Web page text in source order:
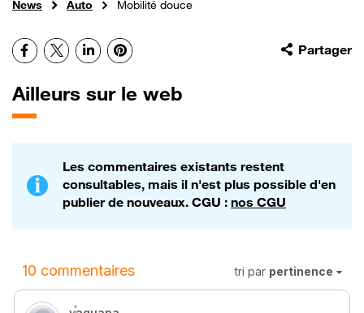
News Auto Mobilité douce
Partager
Facebook
X LinkedInPinterest
Ailleurs sur le web
Les commentaires existants restent
consultables, mais il n'est plus possible d'en
publier de nouveaux. CGU : nos CGU